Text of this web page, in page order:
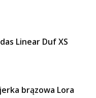
Linear Duf XS
brązowa Lora